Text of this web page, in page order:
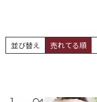
並び替え 売れてる順